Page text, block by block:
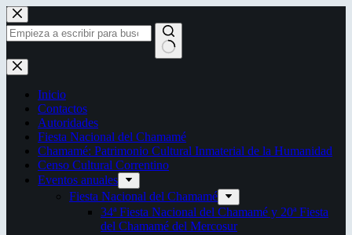
Saltar
al
contenido
Sin
resultados
Inicio
Contactos
Autoridades
Fiesta Nacional del Chamamé
Chamamé: Patrimonio Cultural Inmaterial de la Humanidad
Censo Cultural Correntino
Eventos anuales
Fiesta Nacional del Chamamé
34ª Fiesta Nacional del Chamamé y 20ª Fiesta
del Chamamé del Mercosur